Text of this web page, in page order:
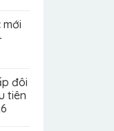
đôi
tiên